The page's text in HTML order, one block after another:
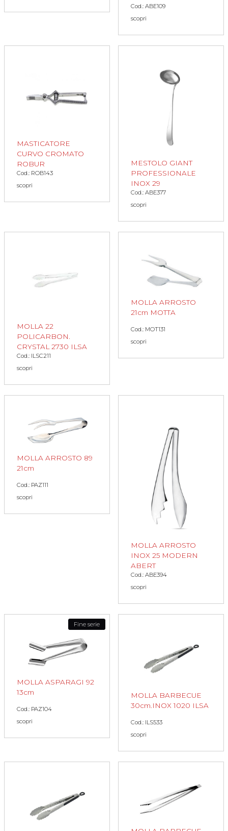
Cod.: ABE109
scopri
MASTICATORE
CURVO CROMATO
ROBUR
Cod.: ROB143
scopri
MESTOLO GIANT
PROFESSIONALE
INOX 29
Cod.: ABE377
scopri
MOLLA 22
POLICARBON.
CRYSTAL 2730 ILSA
Cod.: ILSC211
scopri
MOLLA ARROSTO
21cm MOTTA
Cod.: MOT131
scopri
MOLLA ARROSTO 89
21cm
Cod.: PAZ111
scopri
MOLLA ARROSTO
INOX 25 MODERN
ABERT
Cod.: ABE394
scopri
Fine serie
MOLLA ASPARAGI 92
13cm
Cod.: PAZ104
scopri
MOLLA BARBECUE
30cm.INOX 1020 ILSA
Cod.: ILS533
scopri